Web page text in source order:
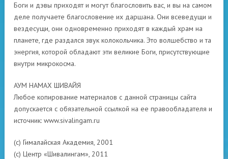
Боги и дэвы приходят и могут благословить вас, и вы на самом
деле получаете благословение их даршана. Они всеведущи и
вездесущи, они одновременно приходят в каждый храм на
планете, где раздался звук колокольчика. Это волшебство и та
энергия, которой обладают эти великие Боги, присутствующие
внутри микрокосма.
АУМ НАМАХ ШИВАЙЯ
Любое копирование материалов с данной страницы сайта
допускается с обязательной ссылкой на ее правообладателя и
источник: www.sivalingam.ru
(с) Гималайская Академия, 2001
(с) Центр «Шивалингам», 2011